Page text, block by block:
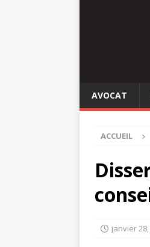
AVOCAT
ACCUEIL
janvier